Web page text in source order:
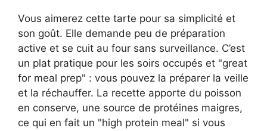
Vous aimerez cette tarte pour sa simplicité et
son goût. Elle demande peu de préparation
active et se cuit au four sans surveillance. C’est
un plat pratique pour les soirs occupés et "great
for meal prep" : vous pouvez la préparer la veille
et la réchauffer. La recette apporte du poisson
en conserve, une source de protéines maigres,
ce qui en fait un "high protein meal" si vous